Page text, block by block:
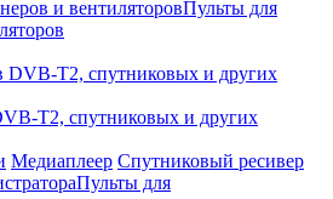
Пульты для
T2, спутниковых и других
Медиаплеер Спутниковый ресивер
Пульты для